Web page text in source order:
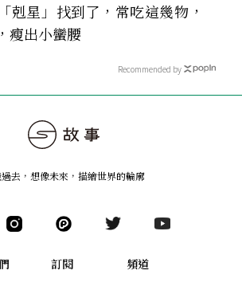
剋星」找到了，常吃這幾物，
瘦出小蠻腰
Recommended by
去，想像未來 ， 描繪世界的輪廓
訂閱 頻道